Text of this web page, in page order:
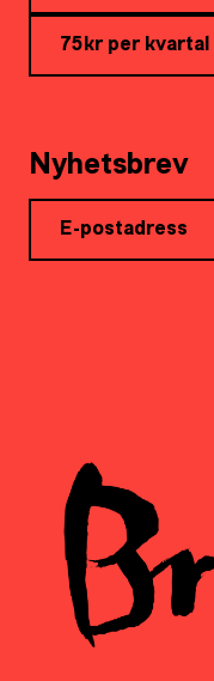
75kr per kvartal
Nyhetsbrev